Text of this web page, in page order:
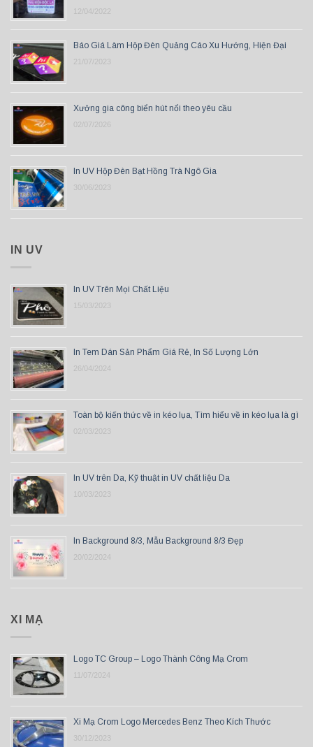
12/04/2022
Báo Giá Làm Hộp Đèn Quảng Cáo Xu Hướng, Hiện Đại
21/07/2023
Xưởng gia công biển hút nổi theo yêu cầu
02/07/2026
In UV Hộp Đèn Bạt Hồng Trà Ngô Gia
30/06/2023
IN UV
In UV Trên Mọi Chất Liệu
15/03/2023
In Tem Dán Sản Phẩm Giá Rẻ, In Số Lượng Lớn
26/04/2024
Toàn bộ kiến thức về in kéo lụa, Tìm hiểu về in kéo lụa là gì
02/03/2023
In UV trên Da, Kỹ thuật in UV chất liệu Da
10/03/2023
In Background 8/3, Mẫu Background 8/3 Đẹp
20/02/2024
XI MẠ
Logo TC Group – Logo Thành Công Mạ Crom
11/07/2024
Xi Mạ Crom Logo Mercedes Benz Theo Kích Thước
30/12/2023